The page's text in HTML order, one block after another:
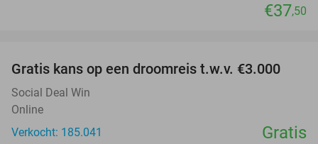
€37,50
Gratis kans op een droomreis t.w.v. €3.000
Social Deal Win
Online
Verkocht: 185.041
Gratis